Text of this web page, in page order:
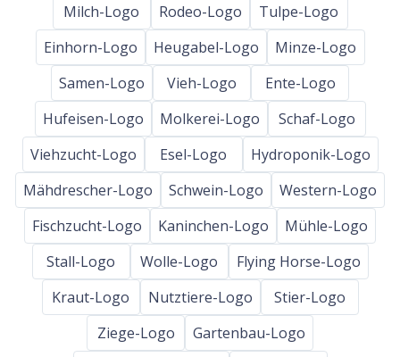
Milch-Logo
Rodeo-Logo
Tulpe-Logo
Einhorn-Logo
Heugabel-Logo
Minze-Logo
Samen-Logo
Vieh-Logo
Ente-Logo
Hufeisen-Logo
Molkerei-Logo
Schaf-Logo
Viehzucht-Logo
Esel-Logo
Hydroponik-Logo
Mähdrescher-Logo
Schwein-Logo
Western-Logo
Fischzucht-Logo
Kaninchen-Logo
Mühle-Logo
Stall-Logo
Wolle-Logo
Flying Horse-Logo
Kraut-Logo
Nutztiere-Logo
Stier-Logo
Ziege-Logo
Gartenbau-Logo